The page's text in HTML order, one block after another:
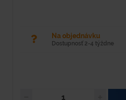
Na objednávku
Dostupnosť 2-4 týždne